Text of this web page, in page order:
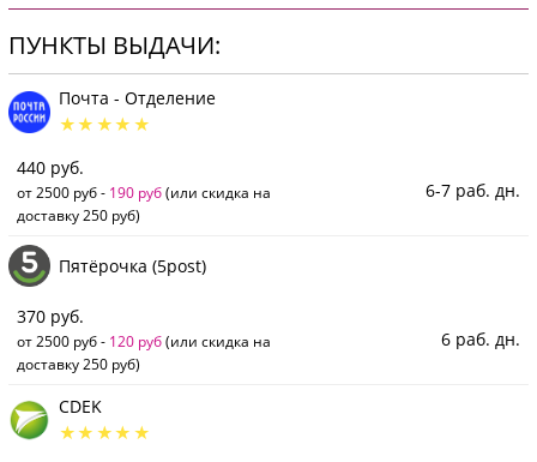
ПУНКТЫ ВЫДАЧИ:
Почта - Отделение
440 руб.
от 2500 руб - 190 руб(или скидка на
доставку 250 руб)
6-7 раб. дн.
Пятёрочка (5post)
370 руб.
от 2500 руб - 120 руб(или скидка на
доставку 250 руб)
6 раб. дн.
CDEK